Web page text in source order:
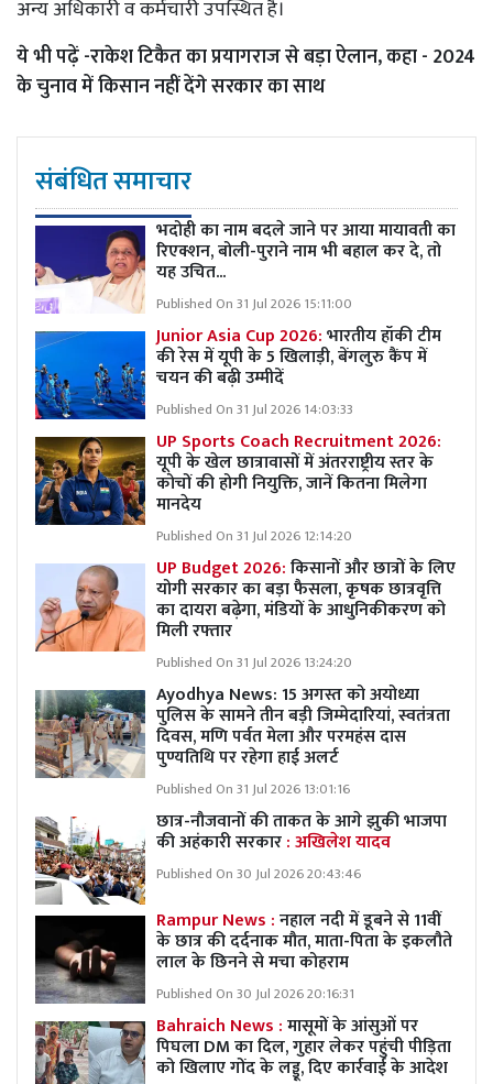
अन्य अधिकारी व कर्मचारी उपस्थित है।
ये भी पढ़ें -राकेश टिकैत का प्रयागराज से बड़ा ऐलान, कहा - 2024
के चुनाव में किसान नहीं देंगे सरकार का साथ
संबंधित समाचार
भदोही का नाम बदले जाने पर आया मायावती का
रिएक्शन, बोली-पुराने नाम भी बहाल कर दे, तो
यह उचित...
Published On 31 Jul 2026 15:11:00
Junior Asia Cup 2026:भारतीय हॉकी टीम
की रेस में यूपी के 5 खिलाड़ी, बेंगलुरु कैंप में
चयन की बढ़ी उम्मीदें
Published On 31 Jul 2026 14:03:33
UP Sports Coach Recruitment 2026:
यूपी के खेल छात्रावासों में अंतरराष्ट्रीय स्तर के
कोचों की होगी नियुक्ति, जानें कितना मिलेगा
मानदेय
Published On 31 Jul 2026 12:14:20
UP Budget 2026:किसानों और छात्रों के लिए
योगी सरकार का बड़ा फैसला, कृषक छात्रवृत्ति
का दायरा बढ़ेगा, मंडियों के आधुनिकीकरण को
मिली रफ्तार
Published On 31 Jul 2026 13:24:20
Ayodhya News: 15 अगस्त को अयोध्या
पुलिस के सामने तीन बड़ी जिम्मेदारियां, स्वतंत्रता
दिवस, मणि पर्वत मेला और परमहंस दास
पुण्यतिथि पर रहेगा हाई अलर्ट
Published On 31 Jul 2026 13:01:16
छात्र-नौजवानों की ताकत के आगे झुकी भाजपा
की अहंकारी सरकार: अखिलेश यादव
Published On 30 Jul 2026 20:43:46
Rampur News :नहाल नदी में डूबने से 11वीं
के छात्र की दर्दनाक मौत, माता-पिता के इकलौते
लाल के छिनने से मचा कोहराम
Published On 30 Jul 2026 20:16:31
Bahraich News :मासूमों के आंसुओं पर
पिघला DM का दिल, गुहार लेकर पहुंची पीड़िता
को खिलाए गोंद के लड्डू, दिए कार्रवाई के आदेश